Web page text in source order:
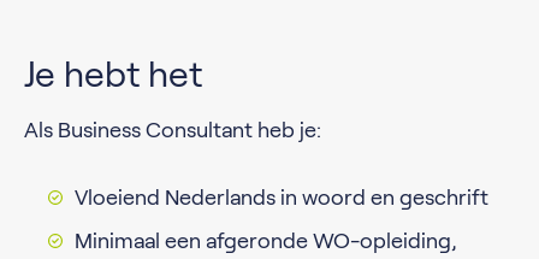
Je hebt het
​​​​​​​Als Business Consultant heb je:​​​​​​​
Vloeiend Nederlands in woord en geschrift
Minimaal een afgeronde WO-opleiding,